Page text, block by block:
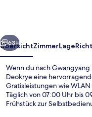
Weiter
63+
ÜbersichtZimmerLage
Wenn du nach
Deokrye eine
Gratisleistungen wie
Täglich von 07:00 Uhr bis
Frühstück zur